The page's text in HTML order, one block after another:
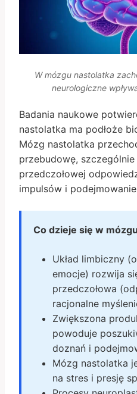
W mózgu nastolatka
neurologiczne
Badania naukowe
nastolatka ma podłoże
Mózg nastolatka
przebudowę,
przedczołowej
impulsów i
Co dzieje się w
Układ limbiczny
emocje) rozwija
przedczołowa
racjonalne
Zwiększona
powoduje
doznań i
Mózg nastolatka
na stres i presję